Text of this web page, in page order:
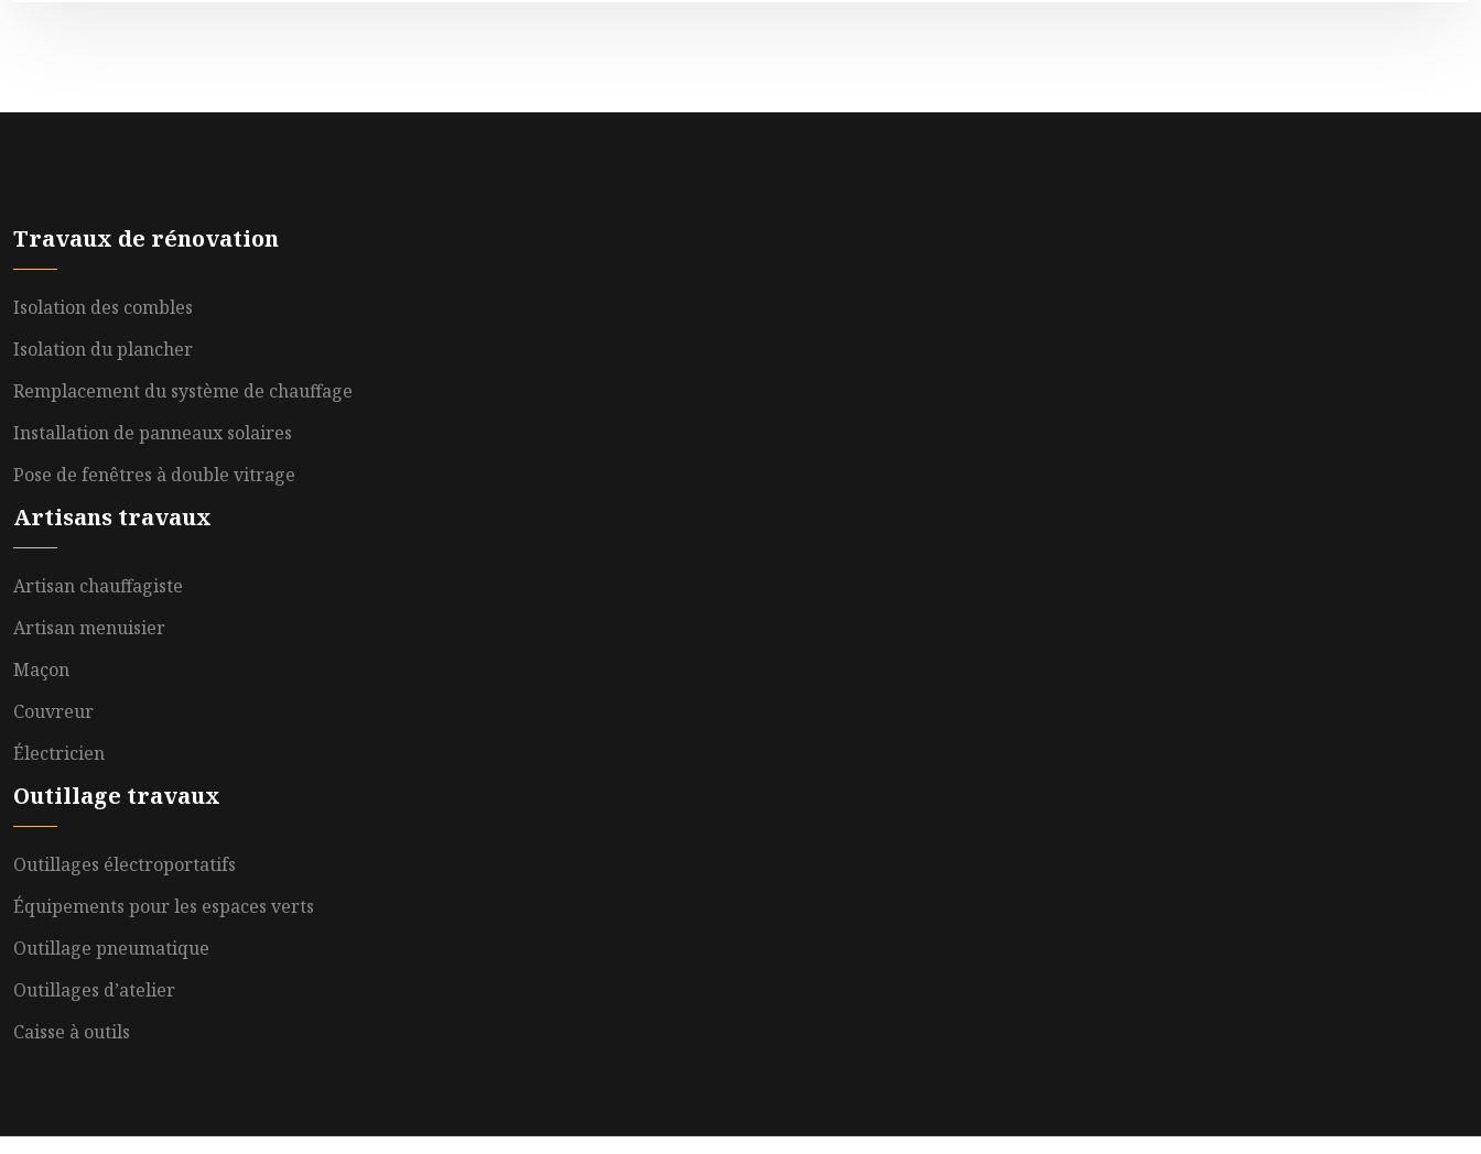
Travaux de rénovation
Isolation des combles
Isolation du plancher
Remplacement du système de chauffage
Installation de panneaux solaires
Pose de fenêtres à double vitrage
Artisans travaux
Artisan chauffagiste
Artisan menuisier
Maçon
Couvreur
Électricien
Outillage travaux
Outillages électroportatifs
Équipements pour les espaces verts
Outillage pneumatique
Outillages d’atelier
Caisse à outils